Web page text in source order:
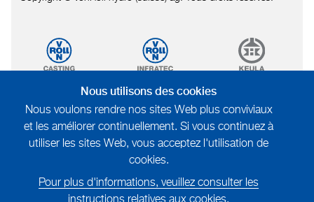
Nous utilisons des cookies
Nous voulons rendre nos sites Web plus conviviaux
et les améliorer continuellement. Si vous continuez à
utiliser les sites Web, vous acceptez l'utilisation de
cookies.
Pour plus d'informations, veuillez consulter les
instructions relatives aux cookies.